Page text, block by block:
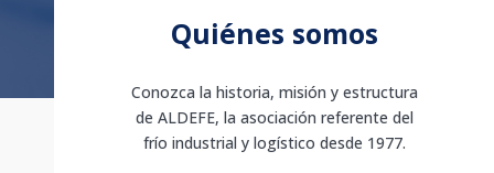
Quiénes somos
Conozca la historia, misión y estructura
de ALDEFE, la asociación referente del
frío industrial y logístico desde 1977.